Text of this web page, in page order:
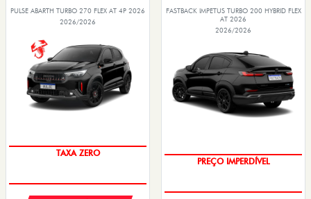
PULSE ABARTH TURBO 270 FLEX AT 4P 2026
2026/2026
TAXA ZERO
FASTBACK IMPETUS TURBO 200 HYBRID FLEX
AT 2026
2026/2026
PREÇO IMPERDÍVEL